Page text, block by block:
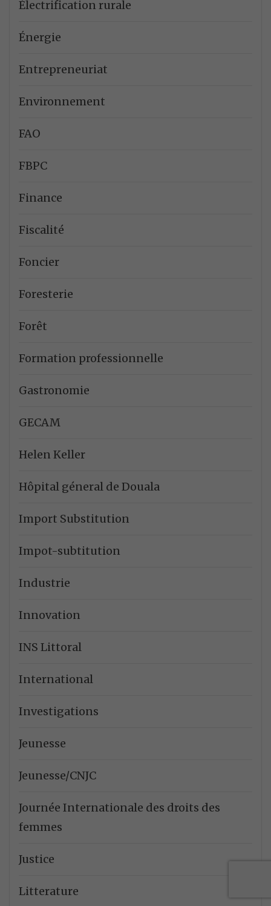
Électrification rurale
Énergie
Entrepreneuriat
Environnement
FAO
FBPC
Finance
Fiscalité
Foncier
Foresterie
Forêt
Formation professionnelle
Gastronomie
GECAM
Helen Keller
Hôpital géneral de Douala
Import Substitution
Impot-subtitution
Industrie
Innovation
INS Littoral
International
Investigations
Jeunesse
Jeunesse/CNJC
Journée Internationale des droits des
femmes
Justice
Litterature